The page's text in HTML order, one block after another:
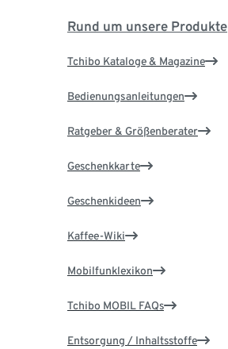
Rund um unsere Produkte
Tchibo Kataloge & Magazine
Bedienungsanleitungen
Ratgeber & Größenberater
Geschenkkarte
Geschenkideen
Kaffee-Wiki
Mobilfunklexikon
Tchibo MOBIL FAQs
Entsorgung / Inhaltsstoffe